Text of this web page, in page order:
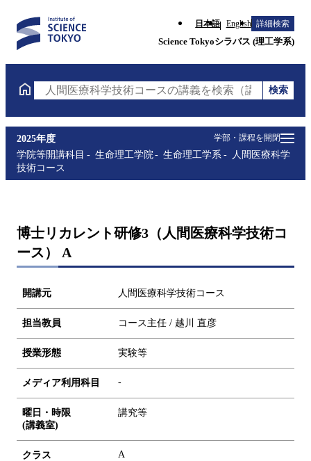
日本語 English 詳細検索
Science Tokyoシラバス (理工学系)
人間医療科学技術コースの講義を検索（講義名・科
検索
学部・課程を開閉
2025年度
学院等開講科目
生命理工学院 生命理工学系
人間医療科学
技術コース
博士リカレント研修3（人間医療科学技術コ
ース） A
開講元 人間医療科学技術コース
担当教員 コース主任 / 越川 直彦
授業形態 実験等
メディア利用科目 -
曜日・時限
(講義室)
講究等
クラス A